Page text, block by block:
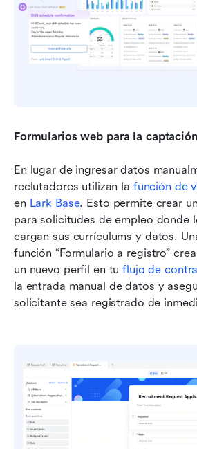
Formularios web para la
En lugar de ingresar datos
reclutadores utilizan la función de
en Lark Base. Esto permite crear
para solicitudes de empleo donde
cargan sus currículums y datos.
función “Formulario a registro”
un nuevo perfil en tu flujo de
la entrada manual de datos y
solicitante sea registrado de